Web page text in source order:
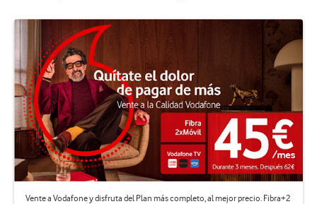
Vente a Vodafone y disfruta del Plan más completo, al mejor precio. Fibra+2